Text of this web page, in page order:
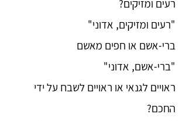
רעים ומזיקים?
"רעים ומזיקים, אדוני"
ברי-אשם או חפים מאשם
"ברי-אשם, אדוני"
ראויים לגנאי או ראויים לשבח על ידי
החכם?